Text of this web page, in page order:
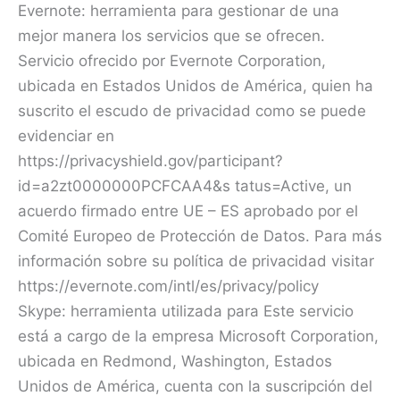
Evernote: herramienta para gestionar de una
mejor manera los servicios que se ofrecen.
Servicio ofrecido por Evernote Corporation,
ubicada en Estados Unidos de América, quien ha
suscrito el escudo de privacidad como se puede
evidenciar en
https://privacyshield.gov/participant?
id=a2zt0000000PCFCAA4&s tatus=Active, un
acuerdo firmado entre UE – ES aprobado por el
Comité Europeo de Protección de Datos. Para más
información sobre su política de privacidad visitar
https://evernote.com/intl/es/privacy/policy
Skype: herramienta utilizada para Este servicio
está a cargo de la empresa Microsoft Corporation,
ubicada en Redmond, Washington, Estados
Unidos de América, cuenta con la suscripción del